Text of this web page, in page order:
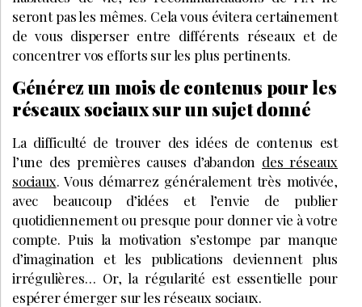
seront pas les mêmes. Cela vous évitera certainement
de vous disperser entre différents réseaux et de
concentrer vos efforts sur les plus pertinents.
Générez un mois de contenus pour les
réseaux sociaux sur un sujet donné
La difficulté de trouver des idées de contenus est
l’une des premières causes d’abandon des réseaux
sociaux. Vous démarrez généralement très motivée,
avec beaucoup d’idées et l’envie de publier
quotidiennement ou presque pour donner vie à votre
compte. Puis la motivation s’estompe par manque
d’imagination et les publications deviennent plus
irrégulières… Or, la régularité est essentielle pour
espérer émerger sur les réseaux sociaux.